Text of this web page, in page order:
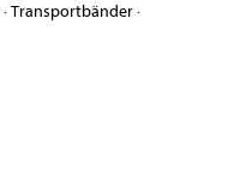
·Transportbänder·